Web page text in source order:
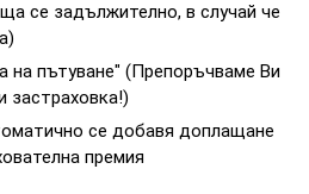
се задължително, в случай че
на пътуване" (Препоръчваме Ви
застраховка!)
се добавя доплащане
премия